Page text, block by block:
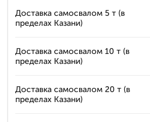
Доставка самосвалом 5 т (в
пределах Казани)
Доставка самосвалом 10 т (в
пределах Казани)
Доставка самосвалом 20 т (в
пределах Казани)